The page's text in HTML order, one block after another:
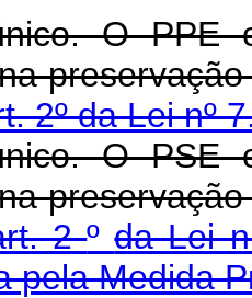
O PPE
2º da Lei nº
O PSE
2ºda Lei
pela Medida